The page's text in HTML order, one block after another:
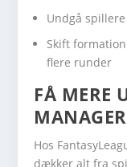
Undgå
Skift
flere runder
FÅ MERE
Hos
dækker alt fra